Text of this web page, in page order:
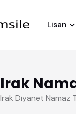
Lisan
Irak
Irak Diyanet Namaz